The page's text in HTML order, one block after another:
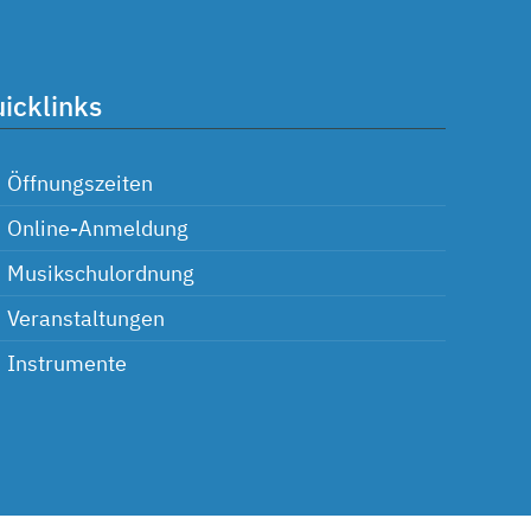
Öffnungszeiten
Online-Anmeldung
Musikschulordnung
Veranstaltungen
Instrumente